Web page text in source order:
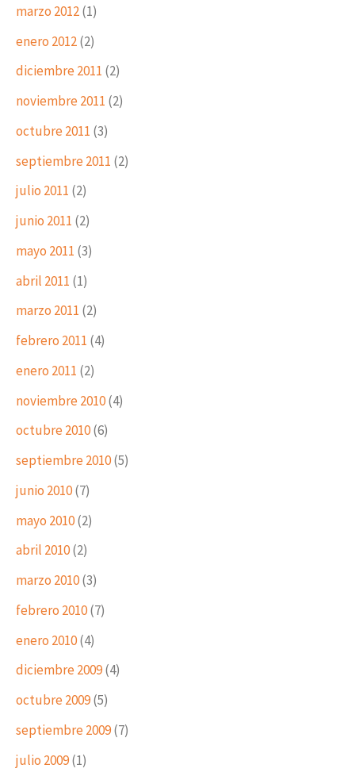
marzo 2012(1)
enero 2012(2)
diciembre 2011 (2)
noviembre 2011 (2)
octubre 2011 (3)
septiembre 2011 (2)
julio 2011 (2)
junio 2011 (2)
mayo 2011 (3)
abril 2011 (1)
marzo 2011 (2)
febrero 2011 (4)
enero 2011 (2)
noviembre 2010(4)
octubre 2010(6)
septiembre 2010(5)
junio 2010(7)
mayo 2010(2)
abril 2010(2)
marzo 2010(3)
febrero 2010(7)
enero 2010(4)
diciembre 2009(4)
octubre 2009(5)
septiembre 2009(7)
julio 2009(1)